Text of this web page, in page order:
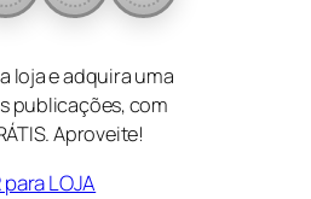
loja e adquira uma
publicações, com
Aproveite!
para LOJA